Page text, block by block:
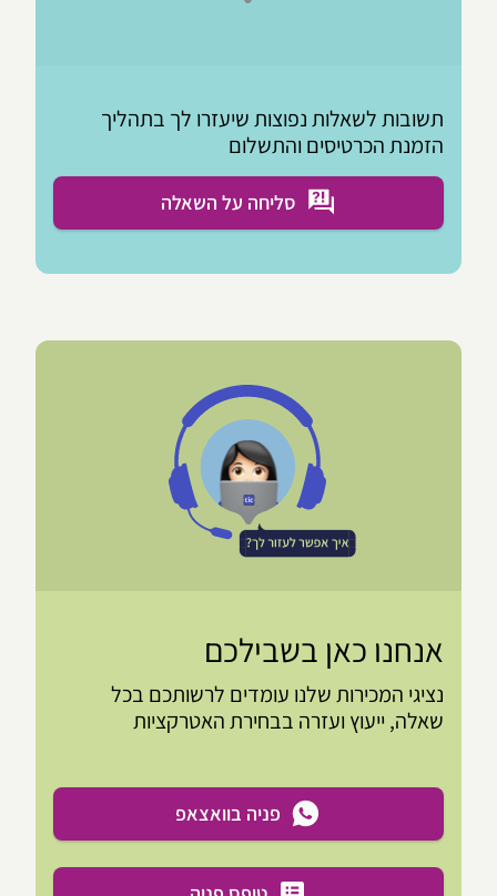
תשובות לשאלות נפוצות שיעזרו לך בתהליך
הזמנת הכרטיסים והתשלום
סליחה על השאלה
אנחנו כאן בשבילכם
נציגי המכירות שלנו עומדים לרשותכם בכל
שאלה, ייעוץ ועזרה בבחירת האטרקציות
פניה בוואצאפ